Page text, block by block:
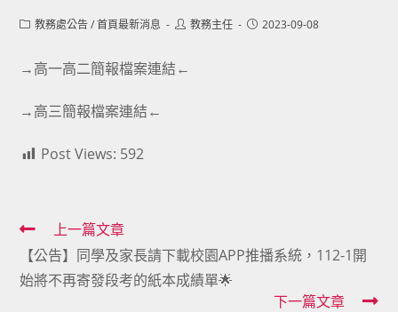
Post教務處公告 / 首頁最新消息
Post教務主任
Post2023-09-08
→高一高二簡報檔案連結←
→高三簡報檔案連結←
Post Views: 592
Read
more
articles
上一篇文章
【公告】同學及家長請下載校園APP推播系統，112-1開
始將不再寄發段考的紙本成績單🌟
下一篇文章